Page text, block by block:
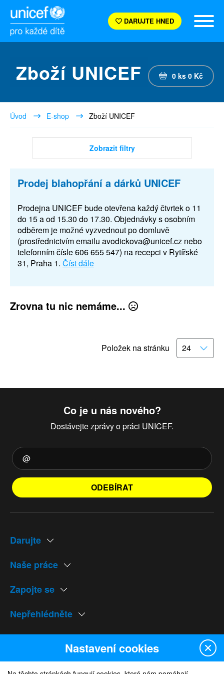
DARUJTE HNED
Zboží UNICEF 0 ks 0 Kč
Úvod E-shop Zboží UNICEF
Zobrazit filtry
Prodej blahopřání a dárků UNICEF
Prodejna UNICEF bude otevřena každý čtvrtek o 11
do 15 a od 15.30 do 17.30. Objednávky s osobním
odběrem je možné vyzvednout po domluvě
(prostřednictvím emailu avodickova@unicef.cz nebo
telefonním čísle 606 655 547) na recepci v Rytířské
31, Praha 1. Číst dále
Zrovna tu nic nemáme...
Položek na stránku
Co je u nás nového?
Dostávejte zprávy o práci UNICEF.
ODEBÍRAT
Darujte
Naše práce
Zapojte se
Nepřehlédněte
Naše weby
Nastavení cookies